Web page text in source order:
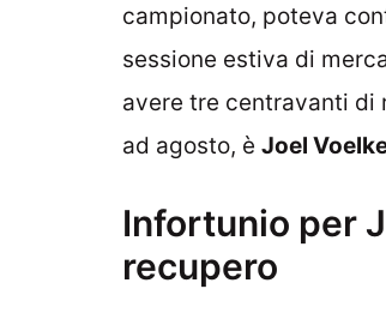
campionato, poteva
sessione estiva di
avere tre centravanti di
ad agosto, è Joel
Infortunio per
recupero